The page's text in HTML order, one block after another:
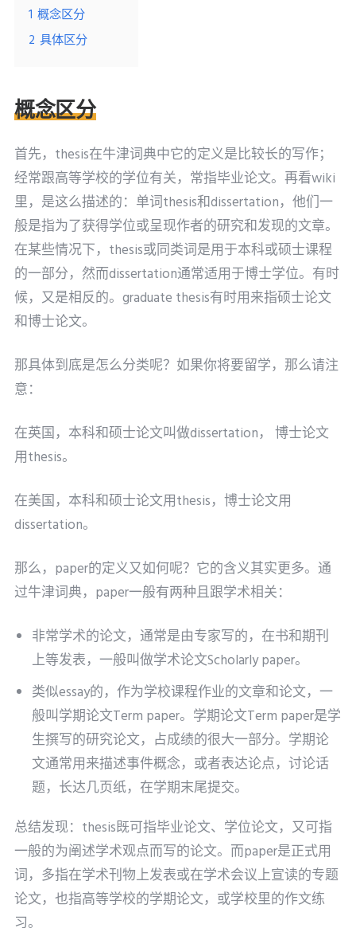
1 概念区分
2 具体区分
概念区分
首先，thesis在牛津词典中它的定义是比较长的写作；
经常跟高等学校的学位有关，常指毕业论文。再看wiki
里，是这么描述的：单词thesis和dissertation，他们一
般是指为了获得学位或呈现作者的研究和发现的文章。
在某些情况下，thesis或同类词是用于本科或硕士课程
的一部分，然而dissertation通常适用于博士学位。有时
候，又是相反的。graduate thesis有时用来指硕士论文
和博士论文。
那具体到底是怎么分类呢？如果你将要留学，那么请注
意：
在英国，本科和硕士论文叫做dissertation， 博士论文
用thesis。
在美国，本科和硕士论文用thesis，博士论文用
dissertation。
那么，paper的定义又如何呢？它的含义其实更多。通
过牛津词典，paper一般有两种且跟学术相关：
非常学术的论文，通常是由专家写的，在书和期刊
上等发表，一般叫做学术论文Scholarly paper。
类似essay的，作为学校课程作业的文章和论文，一
般叫学期论文Term paper。学期论文Term paper是学
生撰写的研究论文，占成绩的很大一部分。学期论
文通常用来描述事件概念，或者表达论点，讨论话
题，长达几页纸，在学期末尾提交。
总结发现：thesis既可指毕业论文、学位论文，又可指
一般的为阐述学术观点而写的论文。而paper是正式用
词，多指在学术刊物上发表或在学术会议上宣读的专题
论文，也指高等学校的学期论文，或学校里的作文练
习。